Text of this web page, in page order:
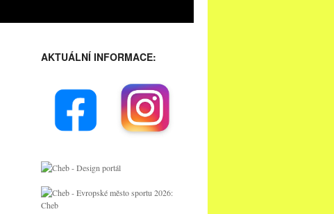
AKTUÁLNÍ INFORMACE: